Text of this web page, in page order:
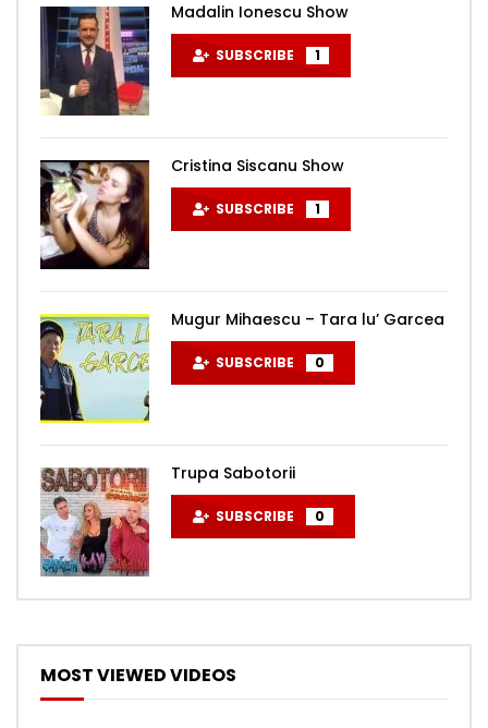
Madalin Ionescu Show
SUBSCRIBE 1
Cristina Siscanu Show
SUBSCRIBE 1
Mugur Mihaescu – Tara lu’ Garcea
SUBSCRIBE 0
Trupa Sabotorii
SUBSCRIBE 0
MOST VIEWED VIDEOS